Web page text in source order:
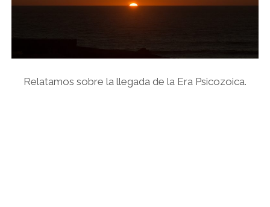
Relatamos sobre la llegada de la Era Psicozoica.